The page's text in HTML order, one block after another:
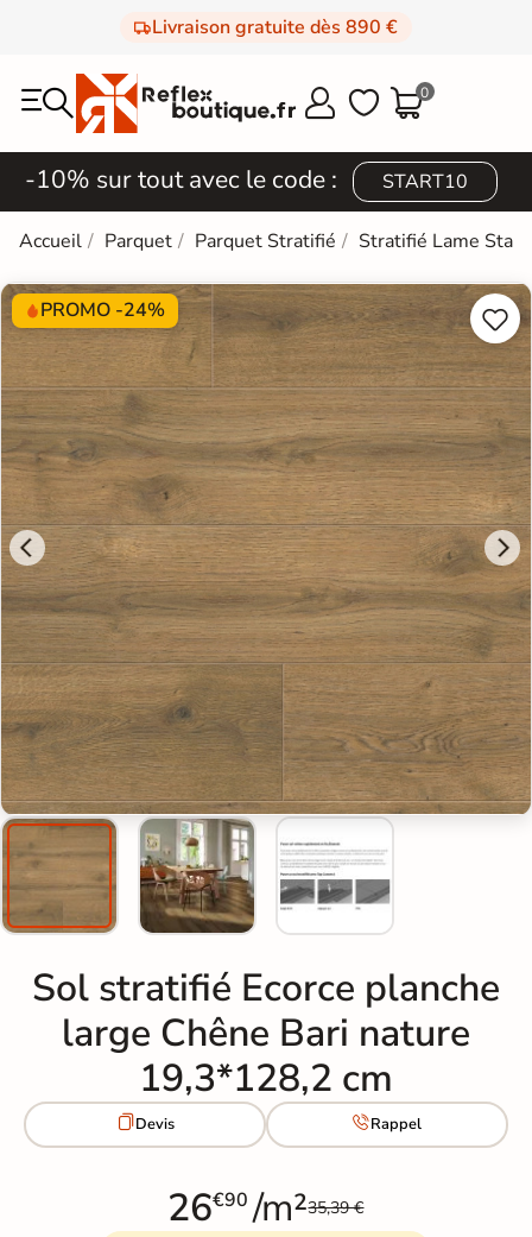
Livraison gratuite dès 890 €
  0
-10% sur tout avec le code : START10
Accueil Parquet Parquet Stratifié Stratifié Lame
PROMO -24% 

Sol stratifié Ecorce planche
large Chêne Bari nature
19,3*128,2 cm
Devis Rappel
26€90 /m²35,39 €